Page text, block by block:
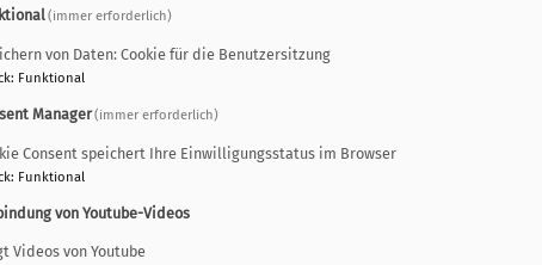
und mit Gott in Kontakt
wöchentlichen Treffen
besteht zudem die
Zwischen Innen und Außen
Zwischen Licht und Dunkel
(immer erforderlich)
von Daten: Cookie für die Benutzersitzung
: Funktional
Manager(immer erforderlich)
Consent speichert Ihre Einwilligungsstatus im Browser
: Funktional
von Youtube-Videos
Videos von Youtube